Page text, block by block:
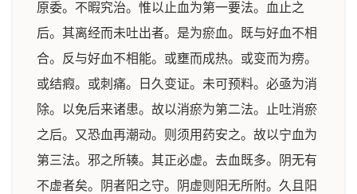
原委。不暇究治。惟以止血为第一要法。血止之
后。其离经而未吐出者。是为瘀血。既与好血不相
合。反与好血不相能。或壅而成热。或变而为痨。
或结瘕。或刺痛。日久变证。未可预料。必亟为消
除。以免后来诸患。故以消瘀为第二法。止吐消瘀
之后。又恐血再潮动。则须用药安之。故以宁血为
第三法。邪之所辏。其正必虚。去血既多。阴无有
不虚者矣。阴者阳之守。阴虚则阳无所附。久且阳